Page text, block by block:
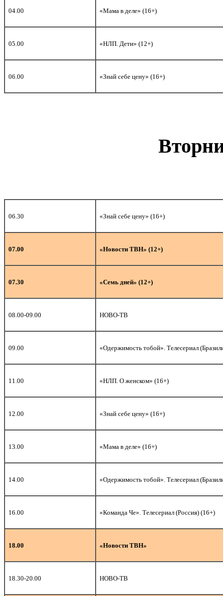
04.00 «Мама в деле» (16+)
05.00 «НЛП. Дети» (12+)
06.00 «Знай себе цену» (16+)
06.30 «Знай себе цену» (16+)
07.00 «Новости ТВН» (12+)
07.30 «Семь дней» (12+)
08.00-09.00 НОВО-ТВ
09.00 «Одержимость тобой». Телесериал
11.00 «НЛП. О женском» (16+)
12.00 «Знай себе цену» (16+)
13.00 «Мама в деле» (16+)
14.00 «Одержимость тобой». Телесериал
16.00 «Команда Че». Телесериал (Россия) (16+)
18.00 «Новости ТВН»
18.30-20.00 НОВО-ТВ